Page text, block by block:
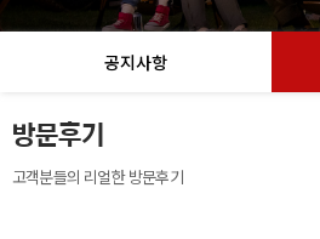
공지사항
방문후기
고객분들의 리얼한 방문후기